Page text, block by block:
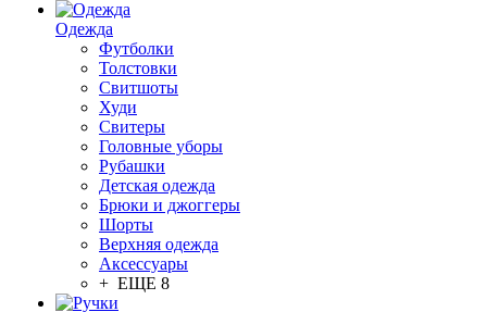
Одежда
Футболки
Толстовки
Свитшоты
Худи
Свитеры
Головные уборы
Рубашки
Детская одежда
Брюки и джоггеры
Шорты
Верхняя одежда
Аксессуары
+ ЕЩЕ 8